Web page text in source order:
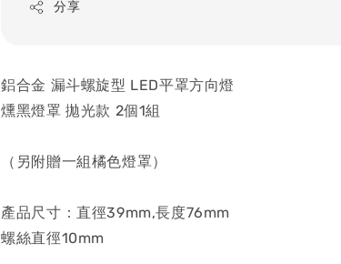
分享
鋁合金 漏斗螺旋型 LED平罩方向燈
燻黑燈罩 拋光款 2個1組
（另附贈一組橘色燈罩）
產品尺寸：直徑39mm,長度76mm
螺絲直徑10mm